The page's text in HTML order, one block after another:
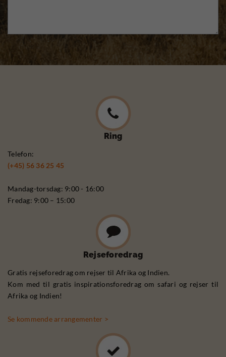
Ring
Telefon:
(+45) 56 36 25 45
Mandag-torsdag: 9:00 - 16:00
Fredag: 9:00 – 15:00
Rejseforedrag
Gratis rejseforedrag om rejser til Afrika og Indien.
Kom med til gratis inspirationsforedrag om safari og rejser til
Afrika og Indien!
Se kommende arrangementer >